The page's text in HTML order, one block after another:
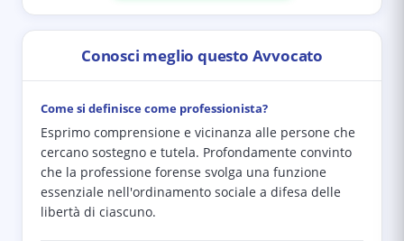
Conosci meglio questo Avvocato
Come si definisce come professionista?
Esprimo comprensione e vicinanza alle persone che
cercano sostegno e tutela. Profondamente convinto
che la professione forense svolga una funzione
essenziale nell'ordinamento sociale a difesa delle
libertà di ciascuno.